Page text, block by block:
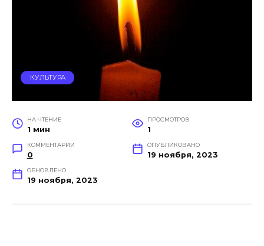
КУЛЬТУРА
НА ЧТЕНИЕ
1 мин
ПРОСМОТРОВ
1
КОММЕНТАРИИ
0
ОПУБЛИКОВАНО
19 ноября, 2023
ОБНОВЛЕНО
19 ноября, 2023